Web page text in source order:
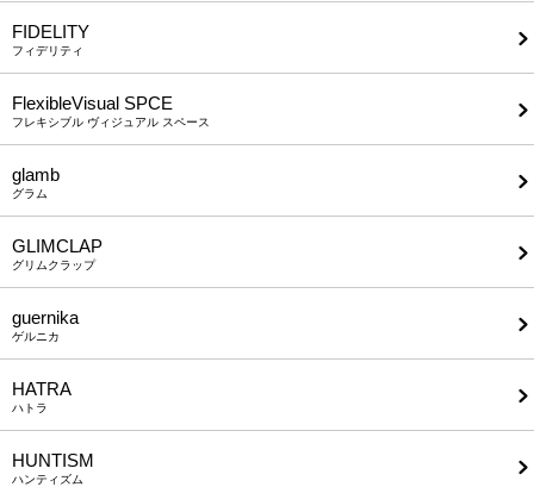
FIDELITY
フィデリティ
FlexibleVisual SPCE
フレキシブル ヴィジュアル スペース
glamb
グラム
GLIMCLAP
グリムクラップ
guernika
ゲルニカ
HATRA
ハトラ
HUNTISM
ハンティズム